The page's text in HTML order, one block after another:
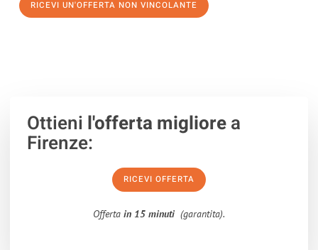
RICEVI UN'OFFERTA NON VINCOLANTE
Ottieni l'offerta migliorea
Firenze:
RICEVI OFFERTA
Offerta in 15 minuti (garantita).